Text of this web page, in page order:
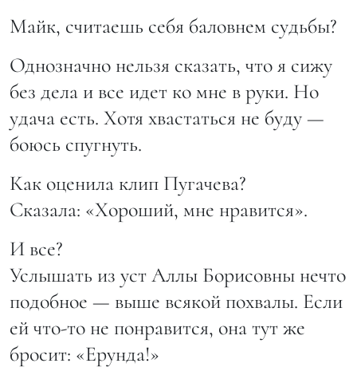
Майк, считаешь себя баловнем судьбы?
Однозначно нельзя сказать, что я сижу
без дела и все идет ко мне в руки. Но
удача есть. Хотя хвастаться не буду —
боюсь спугнуть.
Как оценила клип Пугачева?
Сказала: «Хороший, мне нравится».
И все?
Услышать из уст Аллы Борисовны нечто
подобное — выше всякой похвалы. Если
ей что-то не понравится, она тут же
бросит: «Ерунда!»